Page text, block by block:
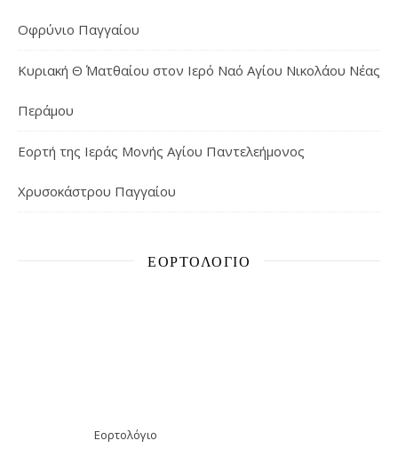
Οφρύνιο Παγγαίου
Κυριακή Θ΄ Ματθαίου στον Ιερό Ναό Αγίου Νικολάου Νέας
Περάμου
Εορτή της Ιεράς Μονής Αγίου Παντελεήμονος
Χρυσοκάστρου Παγγαίου
ΕΟΡΤΟΛΌΓΙΟ
Εορτολόγιο